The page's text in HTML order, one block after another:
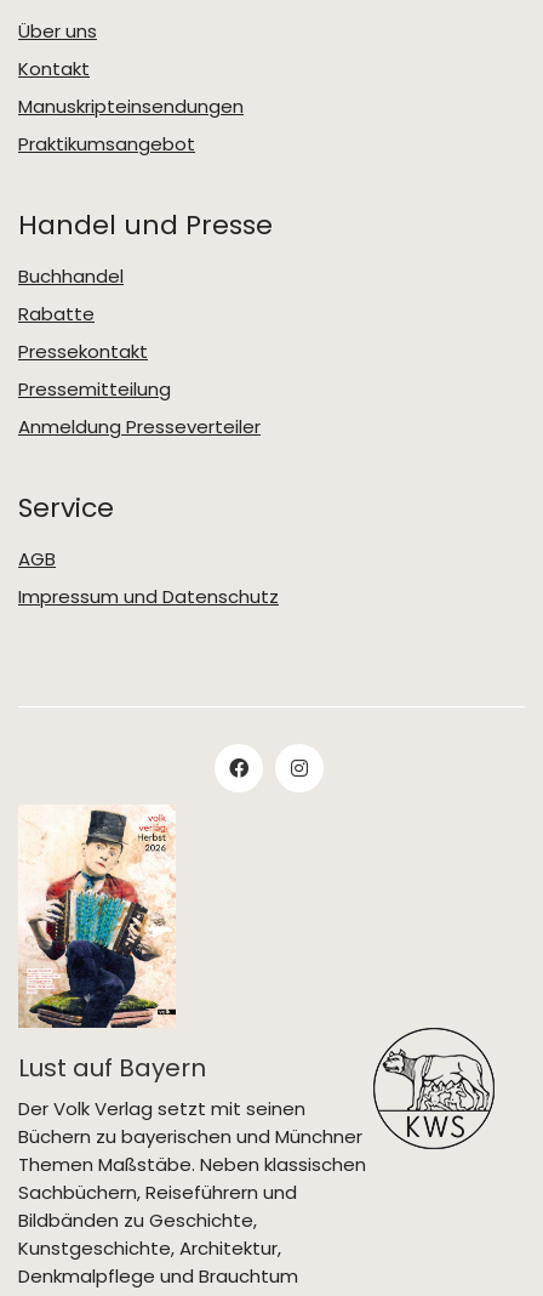
Über uns
Kontakt
Manuskripteinsendungen
Praktikumsangebot
Handel und Presse
Buchhandel
Rabatte
Pressekontakt
Pressemitteilung
Anmeldung Presseverteiler
Service
AGB
Impressum und Datenschutz
Lust auf Bayern
Der Volk Verlag setzt mit seinen
Büchern zu bayerischen und Münchner
Themen Maßstäbe. Neben klassischen
Sachbüchern, Reiseführern und
Bildbänden zu Geschichte,
Kunstgeschichte, Architektur,
Denkmalpflege und Brauchtum